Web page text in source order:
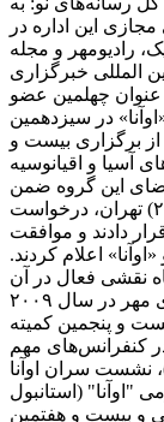
این اداره در
رادیومهر و مجله
المللی خبرگزاری
پس از تأسیس در سال ۲۰۰۷ به عنوان چهلمین عضو
در سیزدهمین
برگزاری بیست و
آسیا و اقیانوسیه
جاکارتا اعضای این گروه ضمن
بررسی مصوبات اجلاس سال گذشته (۲۰۰۶) تهران، درخواست
دادند و موافقت
اعلام کردند.
نقشی فعال در آن
سازمان و عرصه بین الملل ایفا کند. خبرگزاری مهر در سال ۲۰۰۹
و پنجمین کمیته
کنفرانس‌های مهم
همچون: المپیک رسانه‌ها (چین ۲۰۰۹)، نشست سران اوآنا
عمومی "اوآنا" (استانبول
و بیست و هفتمین